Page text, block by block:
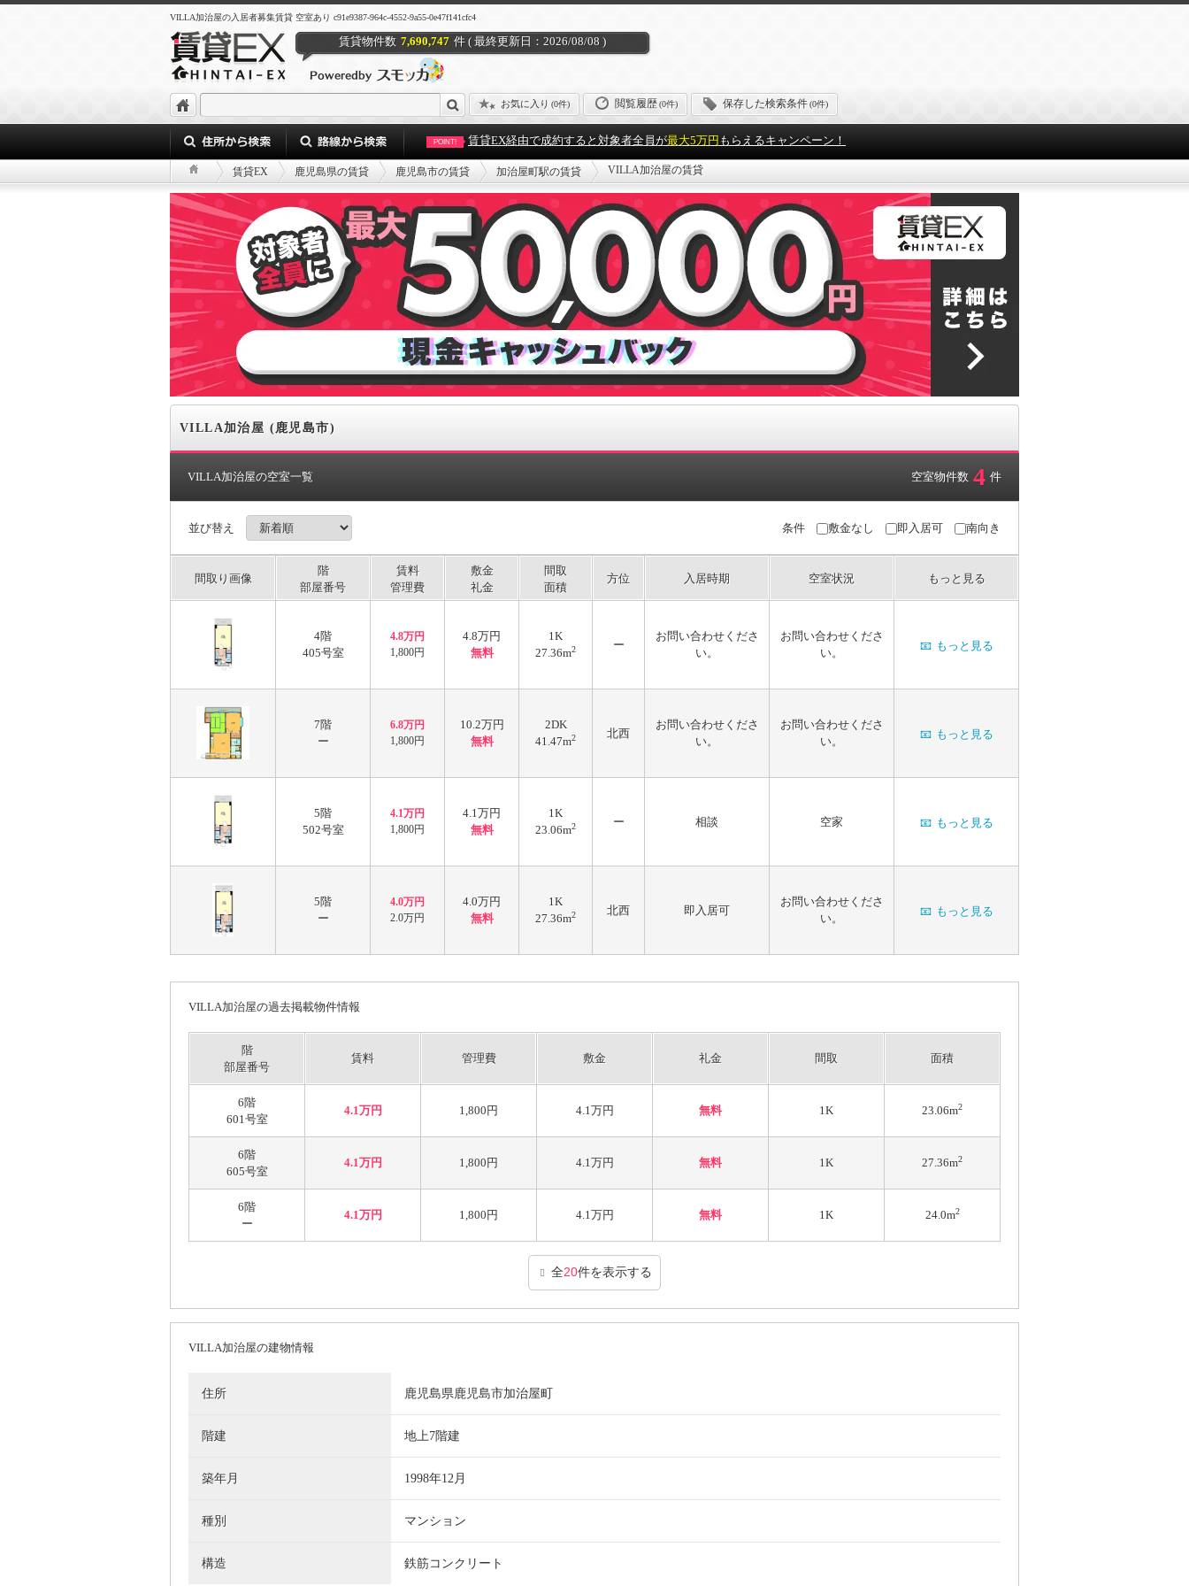
VILLA加治屋の入居者募集賃貸 空室あり c91e9387-964c-4552-9a55-0e47f141cfc4
賃貸物件数 7,690,747 件 ( 最終更新日：2026/08/08 )
お気に入り (0件) 閲覧履歴(0件) 保存した検索条件(0件)
POINT! 賃貸EX経由で成約すると対象者全員が最大5万円 もらえるキャンペーン！
賃貸EX 鹿児島県の賃貸 鹿児島市の賃貸 加治屋町駅の賃貸 VILLA加治屋の賃貸
VILLA加治屋 (鹿児島市)
VILLA加治屋の空室一覧 空室物件数 4 件
並び替え 条件 敷金なし 即入居可 南向き
間取り画像
階
部屋番号
賃料
管理費
敷金
礼金
間取
面積
方位 入居時期 空室状況 もっと見る
4階
405号室
4.8万円
1,800円
4.8万円
無料
1K
27.36m2 ー
お問い合わせくださ
い。
お問い合わせくださ
い。
📧 もっと見る
7階
ー
6.8万円
1,800円
10.2万円
無料
2DK
41.47m2 北西
お問い合わせくださ
い。
お問い合わせくださ
い。
📧 もっと見る
5階
502号室
4.1万円
1,800円
4.1万円
無料
1K
23.06m2 ー 相談 空家 📧 もっと見る
5階
ー
4.0万円
2.0万円
4.0万円
無料
1K
27.36m2 北西 即入居可
お問い合わせくださ
い。
📧 もっと見る
VILLA加治屋の過去掲載物件情報
階
部屋番号
賃料 管理費 敷金 礼金 間取 面積
6階
601号室
4.1万円 1,800円 4.1万円 無料 1K 23.06m2
6階
605号室
4.1万円 1,800円 4.1万円 無料 1K 27.36m2
6階
ー
4.1万円 1,800円 4.1万円 無料 1K 24.0m2
全20件を表示する
VILLA加治屋の建物情報
住所 鹿児島県鹿児島市加治屋町
階建 地上7階建
築年月 1998年12月
種別 マンション
構造 鉄筋コンクリート